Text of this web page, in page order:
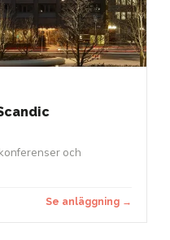
och
Se anläggning →